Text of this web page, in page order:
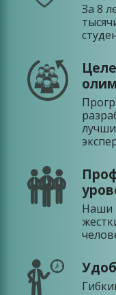
За 8
Наши